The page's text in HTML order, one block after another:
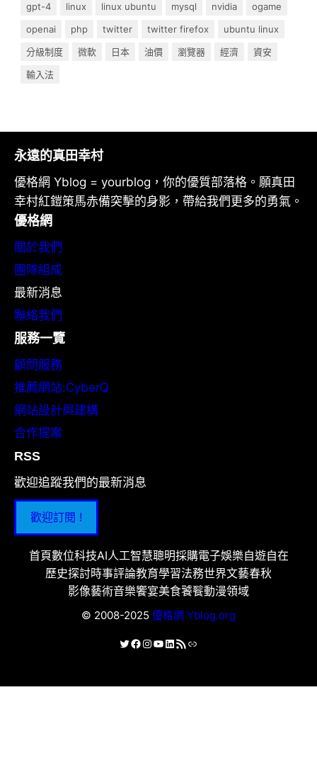
gpt-4
linux linux ubuntu mysql nvidia
ogame
openai
php twitter twitter firefox
ubuntu linux
分級制度
微軟 日本 油價 瀏覽器 經濟
資安
輸入法
永遠的真田幸村
優格網 Yblog = yourblog，你的優質部落格。願真田
幸村紅鎧策馬赤備突擊的身影，帶給我們更多的勇氣。
優格網
關於我們
團隊組成
最新消息
聯絡我們
服務一覽
顧問服務
推薦網站:CyberQ
網站設計與建構
合作提案
RSS
歡迎追蹤我們的最新消息
歡迎訂閱 !
首頁數位科技AI人工智慧聰明採購電子娛樂自遊自在
歷史探討時事評論教育學習法務世界文藝春秋
影像藝術音樂饗宴美食饕餮動漫領域
© 2008-2025 優格網 Yblog.org
X Facebook
Instagram
YouTube
LinkedIn
RSS 資訊提供連結